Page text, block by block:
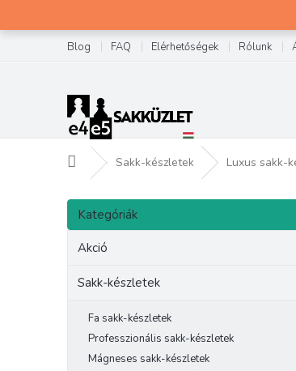
Blog FAQ Elérhetőségek Rólunk
KezdőlapSakk-készletek Luxus sakk-
O
d
Kategóriák
átugrása
Kategóriák
Akció
Sakk-készletek
Fa sakk-készletek
Professzionális sakk-készletek
Mágneses sakk-készletek